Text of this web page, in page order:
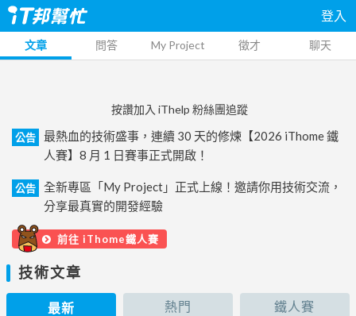
登入
文章 問答 My Project 徵才 聊天
按讚加入 iThelp 粉絲團追蹤
公告
最熱血的技術盛事，連續 30 天的修煉【2026 iThome 鐵
人賽】8 月 1 日賽事正式開啟！
公告
全新專區「My Project」正式上線！邀請你用技術交流，
分享最真實的開發經驗
前往 iThome鐵人賽
技術文章
最新 熱門 鐵人賽